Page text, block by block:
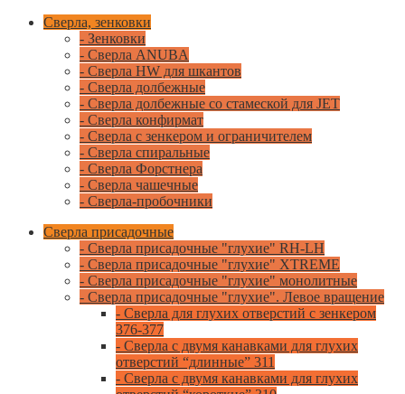
Сверла, зенковки
- Зенковки
- Сверла ANUBA
- Сверла HW для шкантов
- Сверла долбежные
- Сверла долбежные со стамеской для JET
- Сверла конфирмат
- Сверла с зенкером и ограничителем
- Сверла спиральные
- Сверла Форстнера
- Сверла чашечные
- Сверла-пробочники
Сверла присадочные
- Сверла присадочные "глухие" RH-LH
- Сверла присадочные "глухие" XTREME
- Сверла присадочные "глухие" монолитные
- Сверла присадочные "глухие". Левое вращение
- Сверла для глухих отверстий с зенкером
376-377
- Сверла с двумя канавками для глухих
отверстий “длинные” 311
- Сверла с двумя канавками для глухих